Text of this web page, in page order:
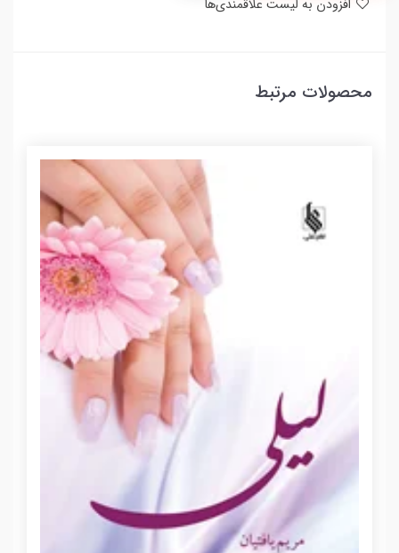
محصولات مرتبط